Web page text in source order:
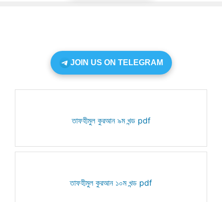
JOIN US ON TELEGRAM
তাফহীমুল কুরআন ৯ম খন্ড pdf
তাফহীমুল কুরআন ১০ম খন্ড pdf